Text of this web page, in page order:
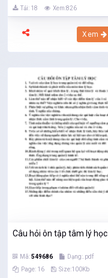
Tải: 18
Xem:826
Xem
Câu hỏi ôn tập tâm lý học
Mã:549686
Dạng:.pdf
Page: 16
Size:100Kb